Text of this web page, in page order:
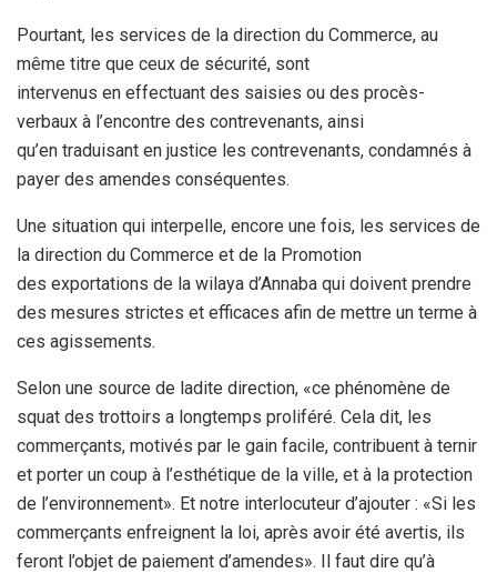
Pourtant, les services de la direction du Commerce, au
même titre que ceux de sécurité, sont
intervenus en effectuant des saisies ou des procès-
verbaux à l’encontre des contrevenants, ainsi
qu’en traduisant en justice les contrevenants, condamnés à
payer des amendes conséquentes.
Une situation qui interpelle, encore une fois, les services de
la direction du Commerce et de la Promotion
des exportations de la wilaya d’Annaba qui doivent prendre
des mesures strictes et efficaces afin de mettre un terme à
ces agissements.
Selon une source de ladite direction, «ce phénomène de
squat des trottoirs a longtemps proliféré. Cela dit, les
commerçants, motivés par le gain facile, contribuent à ternir
et porter un coup à l’esthétique de la ville, et à la protection
de l’environnement». Et notre interlocuteur d’ajouter : «Si les
commerçants enfreignent la loi, après avoir été avertis, ils
feront l’objet de paiement d’amendes». Il faut dire qu’à